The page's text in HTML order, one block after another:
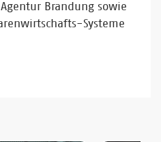
Brandung sowie
Systeme